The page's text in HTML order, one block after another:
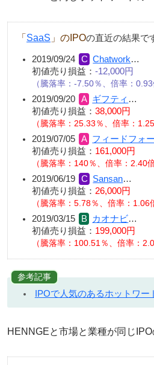
「SaaS 」のIPOの直近の結果で
2019/09/24 Chatwork…
初値売り損益： -12,000円
（騰落率：-7.50％、倍率：0.93
2019/09/20 ギフティ …
初値売り損益： 38,000円
（騰落率：25.33％、倍率：1.25
2019/07/05 フィードフォ
初値売り損益： 161,000円
（騰落率：140％、倍率：2.40倍
2019/06/19 Sansan…
初値売り損益： 26,000円
（騰落率：5.78％、倍率：1.06
2019/03/15 カオナビ…
初値売り損益： 199,000円
（騰落率：100.51％、倍率：
参考記事
IPOで人気のあるホットワー
HENNGEと市場と業種が同じIPO